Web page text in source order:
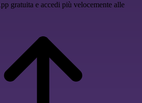
gratuita e accedi più velocemente alle